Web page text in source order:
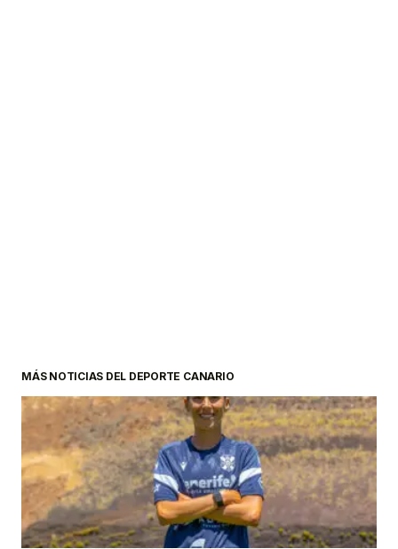
MÁS NOTICIAS DEL DEPORTE CANARIO